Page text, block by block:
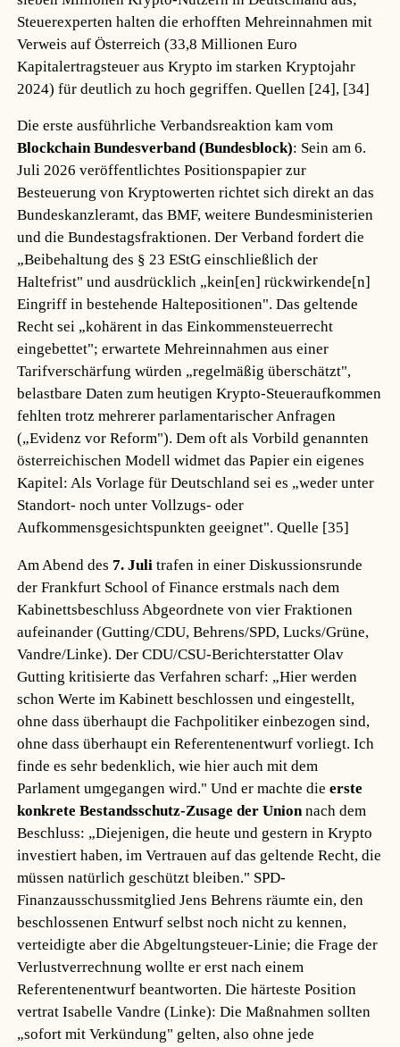
Steuerexperten halten die erhofften Mehreinnahmen mit
Verweis auf Österreich (33,8 Millionen Euro
Kapitalertragsteuer aus Krypto im starken Kryptojahr
2024) für deutlich zu hoch gegriffen.Quellen [24], [34]
Die erste ausführliche Verbandsreaktion kam vom
Blockchain Bundesverband (Bundesblock): Sein am 6.
Juli 2026 veröffentlichtes Positionspapier zur
Besteuerung von Kryptowerten richtet sich direkt an das
Bundeskanzleramt, das BMF, weitere Bundesministerien
und die Bundestagsfraktionen. Der Verband fordert die
„Beibehaltung des § 23 EStG einschließlich der
Haltefrist" und ausdrücklich „kein[en] rückwirkende[n]
Eingriff in bestehende Haltepositionen". Das geltende
Recht sei „kohärent in das Einkommensteuerrecht
eingebettet"; erwartete Mehreinnahmen aus einer
Tarifverschärfung würden „regelmäßig überschätzt",
belastbare Daten zum heutigen Krypto-Steueraufkommen
fehlten trotz mehrerer parlamentarischer Anfragen
(„Evidenz vor Reform"). Dem oft als Vorbild genannten
österreichischen Modell widmet das Papier ein eigenes
Kapitel: Als Vorlage für Deutschland sei es „weder unter
Standort- noch unter Vollzugs- oder
Aufkommensgesichtspunkten geeignet".Quelle [35]
Am Abend des 7. Juli trafen in einer Diskussionsrunde
der Frankfurt School of Finance erstmals nach dem
Kabinettsbeschluss Abgeordnete von vier Fraktionen
aufeinander (Gutting/CDU, Behrens/SPD, Lucks/Grüne,
Vandre/Linke). Der CDU/CSU-Berichterstatter Olav
Gutting kritisierte das Verfahren scharf: „Hier werden
schon Werte im Kabinett beschlossen und eingestellt,
ohne dass überhaupt die Fachpolitiker einbezogen sind,
ohne dass überhaupt ein Referentenentwurf vorliegt. Ich
finde es sehr bedenklich, wie hier auch mit dem
Parlament umgegangen wird." Und er machte dieerste
konkrete Bestandsschutz-Zusage der Unionnach dem
Beschluss: „Diejenigen, die heute und gestern in Krypto
investiert haben, im Vertrauen auf das geltende Recht, die
müssen natürlich geschützt bleiben." SPD-
Finanzausschussmitglied Jens Behrens räumte ein, den
beschlossenen Entwurf selbst noch nicht zu kennen,
verteidigte aber die Abgeltungsteuer-Linie; die Frage der
Verlustverrechnung wollte er erst nach einem
Referentenentwurf beantworten. Die härteste Position
vertrat Isabelle Vandre (Linke): Die Maßnahmen sollten
„sofort mit Verkündung" gelten, also ohne jede